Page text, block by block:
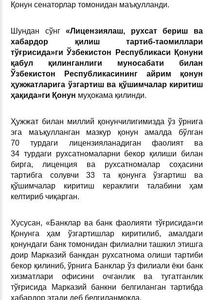
Қонун сенаторлар томонидан маъқулланди.
Шундан сўнг«Лицензиялаш, рухсат бериш ва
хабардор қилиш тартиб-таомиллари
тўғрисида»ги Ўзбекистон Республикаси Қонуни
қабул қилинганлиги муносабати билан
Ўзбекистон Республикасининг айрим қонун
ҳужжатларига ўзгартиш ва қўшимчалар киритиш
ҳақида»ги Қонун муҳокама қилинди.
Ҳужжат билан миллий қонунчилигимизда ўз ўрнига
эга маъқулланган мазкур қонун амалда бўлган
70 турдаги лицензияланадиган фаолият ва
34 турдаги рухсатномаларни бекор қилиши билан
бирга, лиценция ва рухсатномалар соҳасини
тартибга солувчи 33 та қонунга ўзгартиш ва
қўшимчалар киритиш кераклиги талабини ҳам
келтириб чиқарган.
Хусусан, «Банклар ва банк фаолияти тўғрисида»ги
Қонунга ҳам ўзгартишлар киритилиб, амалдаги
қонундаги банк томонидан филиални ташкил этишга
доир Марказий банкдан рухсатнома олиши тартиби
бекор қилиниб, ўрнига Банклар ўз филиали ёки банк
хизматлари офисини очганлик ва тугатганлик
тўғрисида Марказий банкни белгиланган тартибда
хабардор этади деб белгиланмоқда.